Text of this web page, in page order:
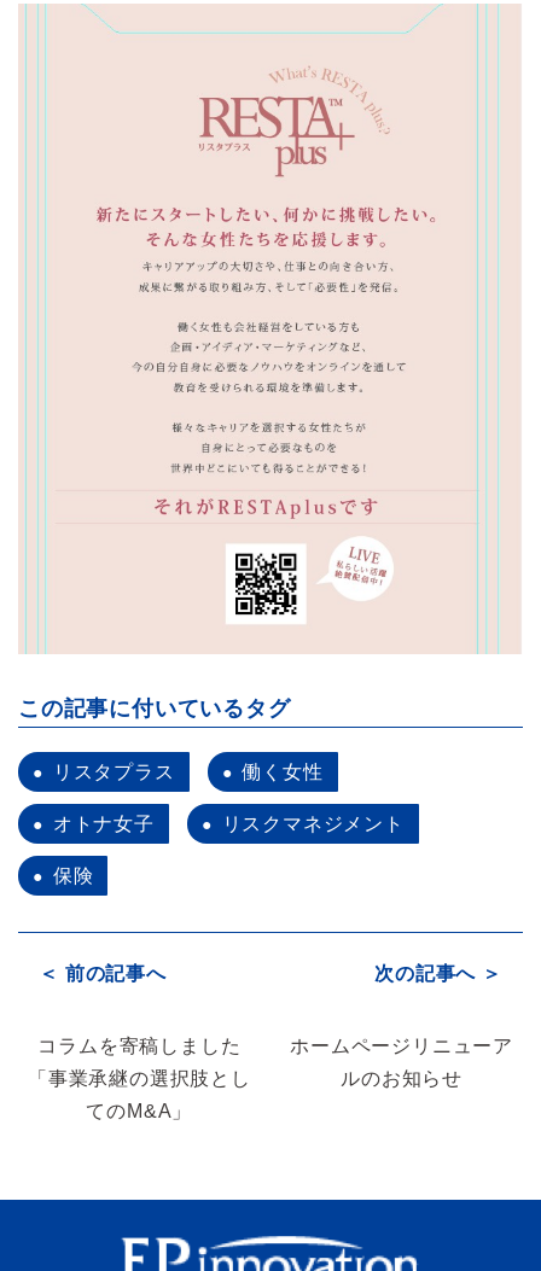
この記事に付いているタグ
リスタプラス 働く女性
オトナ女子 リスクマネジメント
保険
＜ 前の記事へ 次の記事へ ＞
コラムを寄稿しました
「事業承継の選択肢とし
てのM&A」
ホームページリニューア
ルのお知らせ